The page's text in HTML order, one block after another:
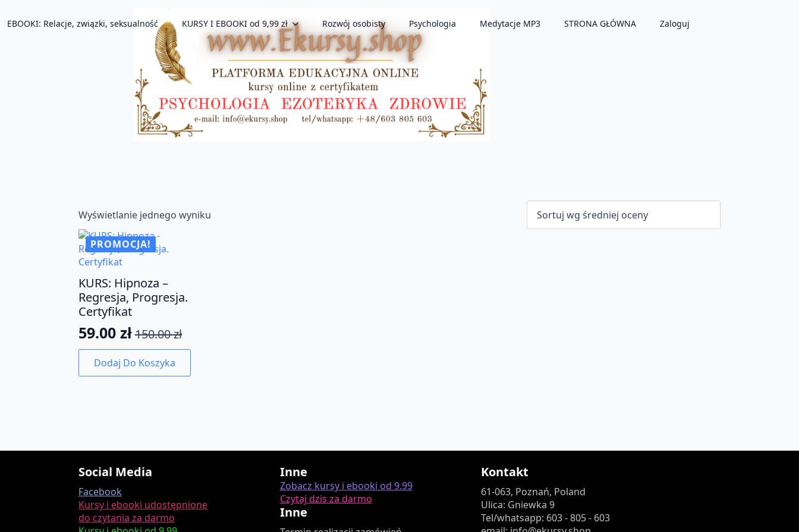
EBOOKI: Relacje, związki, seksualność KURSY I EBOOKI od 9,99 zł Rozwój osobisty Psychologia Medytacje MP3 STRONA GŁÓWNA Zaloguj
Wyświetlanie jednego wyniku
PROMOCJA!
KURS: Hipnoza –
Regresja, Progresja.
Certyfikat
150.00zł
Pierwotna
cena
wynosiła:
59.00 zł
Aktualna
cena
wynosi:
Dodaj Do Koszyka
Social Media
Facebook
Kursy i ebooki udostępnione
do czytania za darmo
Inne
Zobacz kursy i ebooki od 9.99
Czytaj dzis za darmo
Inne
Kontakt
61-063, Poznań, Poland
Ulica: Gniewka 9
Tel/whatsapp: 603 - 805 - 603